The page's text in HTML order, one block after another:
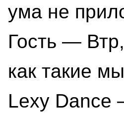
ума не
Гость —
как такие
Lexy Dance